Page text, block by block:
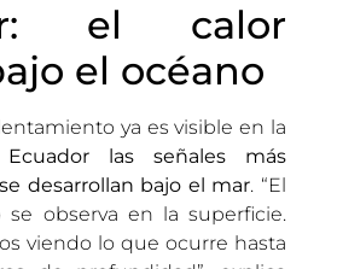
el calor
el océano
ya es visible en la
las señales más
desarrollan bajo el mar. “El
se observa en la superficie.
viendo lo que ocurre hasta